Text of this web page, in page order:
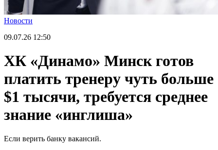
Новости
09.07.26 12:50
ХК «Динамо» Минск готов
платить тренеру чуть больше
$1 тысячи, требуется среднее
знание «инглиша»
Если верить банку вакансий.